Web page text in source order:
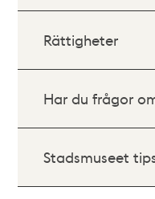
Rättigheter
Har du frågor
Stadsmuseet